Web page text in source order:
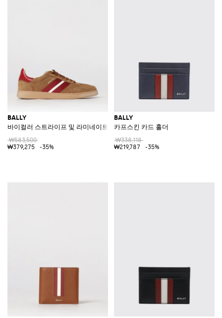
BALLY
바이컬러 스트라이프 및 라미네이트 로고 스웨이드 로우탑 스니커즈
₩583,500
₩379,275
-35%
BALLY
카프스킨 카드 홀더
₩338,118
₩219,787
-35%